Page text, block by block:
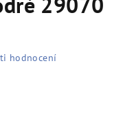
hodnocení